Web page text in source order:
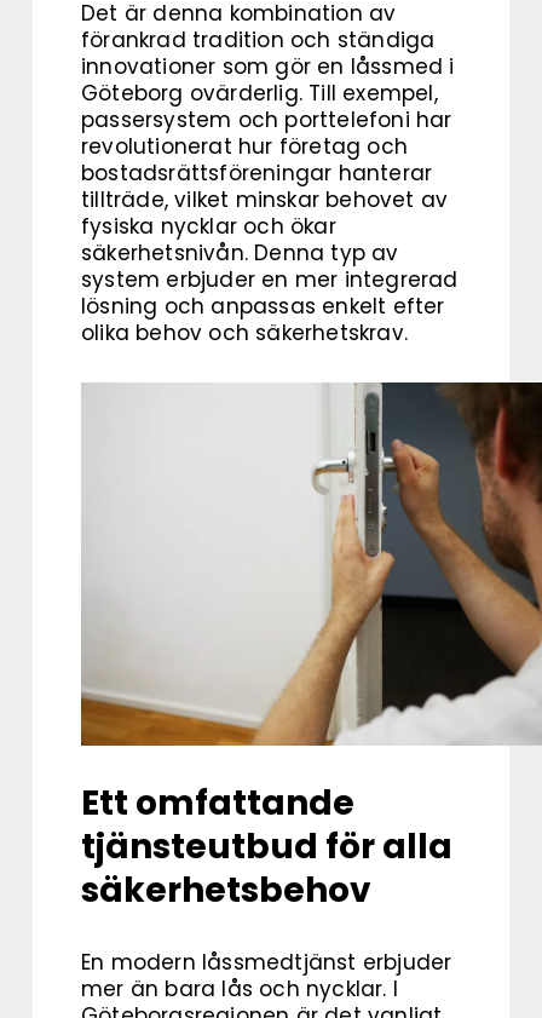
Det är denna kombination av
förankrad tradition och ständiga
innovationer som gör en låssmed i
Göteborg ovärderlig. Till exempel,
passersystem och porttelefoni har
revolutionerat hur företag och
bostadsrättsföreningar hanterar
tillträde, vilket minskar behovet av
fysiska nycklar och ökar
säkerhetsnivån. Denna typ av
system erbjuder en mer integrerad
lösning och anpassas enkelt efter
olika behov och säkerhetskrav.
Ett omfattande
tjänsteutbud för alla
säkerhetsbehov
En modern låssmedtjänst erbjuder
mer än bara lås och nycklar. I